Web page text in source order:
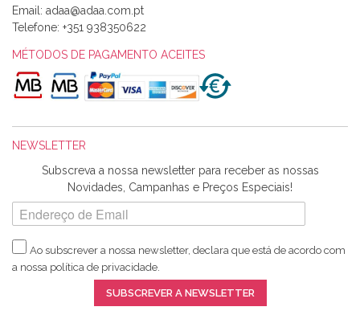
Alexandra Morais
Olá boa Noite. Os meus tecidos chegaram hoje. Muito
obrigada pelo miminho que dá um jeitaço pras minhas linhas
de bordar e não sei o que pões nos tecidos, mas que cheiram
maravilhosamente ... cheiram! :) Muito Obrigada.
Harita a minha encomenda já chegou. :) Muito obrigada pela
rapidez no envio, pela qualidade dos materiais que me
enviaste e pela simpatia de sempre. :)
Catarina Amaro
5 estrelas. Gosto muito do serviço. A Harita Chotalal é muito
Email:
Telefone: +351 938350622
MÉTODOS DE PAGAMENTO ACEITES
NEWSLETTER
Subscreva a nossa newsletter para receber as nossas
Novidades, Campanhas e Preços Especiais!
Ao subscrever a nossa newsletter, declara que está de acordo com
a nossa política de privacidade.
SUBSCREVER A NEWSLETTER